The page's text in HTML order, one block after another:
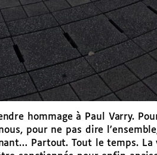
hommage à Paul Varry.
pour ne pas dire
Partout. Tout le temps.